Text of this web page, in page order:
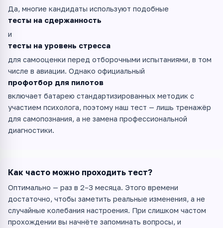
Да, многие кандидаты используют подобные
тесты на сдержанность
и
тесты на уровень стресса
для самооценки перед отборочными испытаниями, в том
числе в авиации. Однако официальный
профотбор для пилотов
включает батарею стандартизированных методик с
участием психолога, поэтому наш тест — лишь тренажёр
для самопознания, а не замена профессиональной
диагностики.
Как часто можно проходить тест?
Оптимально — раз в 2–3 месяца. Этого времени
достаточно, чтобы заметить реальные изменения, а не
случайные колебания настроения. При слишком частом
прохождении вы начнёте запоминать вопросы, и